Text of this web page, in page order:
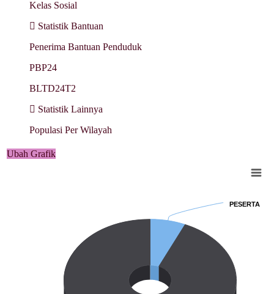
Kelas Sosial
Statistik Bantuan
Penerima Bantuan Penduduk
PBP24
BLTD24T2
Statistik Lainnya
Populasi Per Wilayah
Ubah Grafik
PESERTA
PESERTA